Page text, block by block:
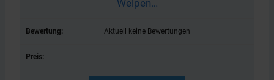
Welpen…
Aktuell keine Bewertungen